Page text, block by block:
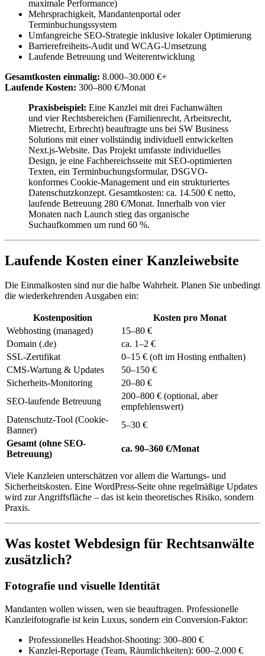
maximale Performance)
Mehrsprachigkeit, Mandantenportal oder
Terminbuchungssystem
Umfangreiche SEO-Strategie inklusive lokaler Optimierung
Barrierefreiheits-Audit und WCAG-Umsetzung
Laufende Betreuung und Weiterentwicklung
Gesamtkosten einmalig: 8.000–30.000 €+
Laufende Kosten: 300–800 €/Monat
Praxisbeispiel: Eine Kanzlei mit drei Fachanwälten
und vier Rechtsbereichen (Familienrecht, Arbeitsrecht,
Mietrecht, Erbrecht) beauftragte uns bei SW Business
Solutions mit einer vollständig individuell entwickelten
Next.js-Website. Das Projekt umfasste individuelles
Design, je eine Fachbereichsseite mit SEO-optimierten
Texten, ein Terminbuchungsformular, DSGVO-
konformes Cookie-Management und ein strukturiertes
Datenschutzkonzept. Gesamtkosten: ca. 14.500 € netto,
laufende Betreuung 280 €/Monat. Innerhalb von vier
Monaten nach Launch stieg das organische
Suchaufkommen um rund 60 %.
Laufende Kosten einer Kanzleiwebsite
Die Einmalkosten sind nur die halbe Wahrheit. Planen Sie unbedingt
die wiederkehrenden Ausgaben ein:
Kostenposition
Kosten pro Monat
Webhosting (managed)
15–80 €
Domain (.de)
ca. 1–2 €
SSL-Zertifikat
0–15 € (oft im Hosting enthalten)
CMS-Wartung & Updates
50–150 €
Sicherheits-Monitoring
20–80 €
SEO-laufende Betreuung
200–800 € (optional, aber
empfehlenswert)
Datenschutz-Tool (Cookie-
Banner)
5–30 €
Gesamt (ohne SEO-
Betreuung)
ca. 90–360 €/Monat
Viele Kanzleien unterschätzen vor allem die Wartungs- und
Sicherheitskosten. Eine WordPress-Seite ohne regelmäßige Updates
wird zur Angriffsfläche – das ist kein theoretisches Risiko, sondern
Praxis.
Was kostet Webdesign für Rechtsanwälte
zusätzlich?
Fotografie und visuelle Identität
Mandanten wollen wissen, wen sie beauftragen. Professionelle
Kanzleifotografie ist kein Luxus, sondern ein Conversion-Faktor:
Professionelles Headshot-Shooting: 300–800 €
Kanzlei-Reportage (Team, Räumlichkeiten): 600–2.000 €